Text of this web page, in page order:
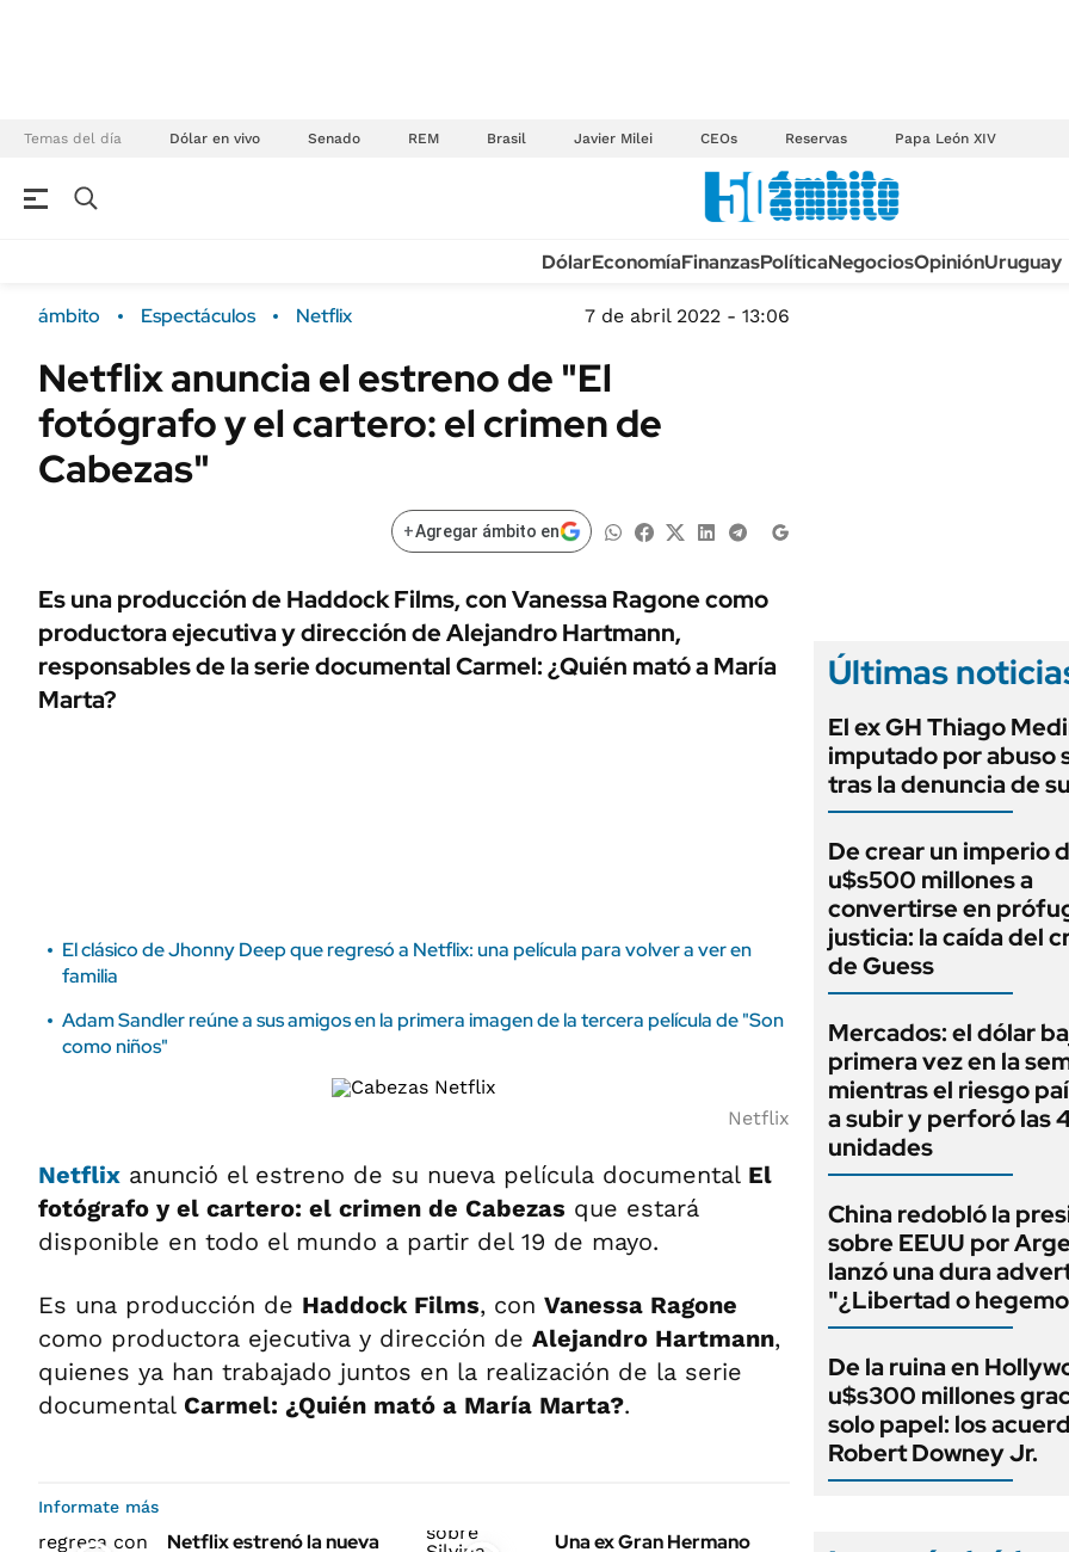
Temas del día Dólar en vivo Senado REM Brasil Javier Milei CEOs Reservas Papa León XIV
Campo
FINANZAS
Dólar
Sustentabilidad
URUGUAY
TECNOLOGÍA
MÉXICO
INFORMACIÓN GENERAL
AUTOS
DólarEconomíaFinanzasPolíticaNegociosOpiniónUruguay
ámbito Espectáculos Netflix 7 de abril 2022 - 13:06
Netflix anuncia el estreno de "El
fotógrafo y el cartero: el crimen de
Cabezas"
+Agregar ámbito en
Es una producción de Haddock Films, con Vanessa Ragone como
productora ejecutiva y dirección de Alejandro Hartmann,
responsables de la serie documental Carmel: ¿Quién mató a María
Marta?
El clásico de Jhonny Deep que regresó a Netflix: una película para volver a ver en
familia
Adam Sandler reúne a sus amigos en la primera imagen de la tercera película de "Son
como niños"
Netflix
Netflix anunció el estreno de su nueva película documental El
fotógrafo y el cartero: el crimen de Cabezas que estará
disponible en todo el mundo a partir del 19 de mayo.
Es una producción de Haddock Films, con Vanessa Ragone
como productora ejecutiva y dirección de Alejandro Hartmann,
quienes ya han trabajado juntos en la realización de la serie
documental Carmel: ¿Quién mató a María Marta?.
Informate más
Netflix estrenó la nueva
Una ex Gran Hermano
Últimas
El ex GH Thiago
imputado por abuso
tras la denuncia de
De crear un imperio
u$s500 millones a
convertirse en
justicia: la caída del
de Guess
Mercados: el dólar
primera vez en la
mientras el riesgo
a subir y perforó las
unidades
China redobló la
sobre EEUU por
lanzó una dura
"¿Libertad o
De la ruina en
u$s300 millones
solo papel: los
Robert Downey Jr.